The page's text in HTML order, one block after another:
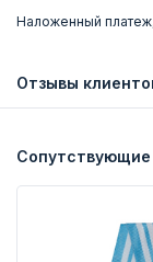
Наложенный
Отзывы
Сопутствующие